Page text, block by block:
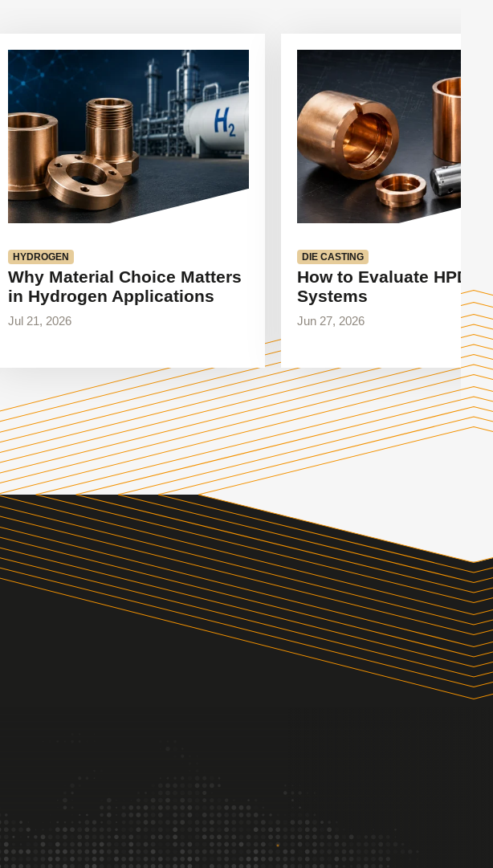
l'articolo
HYDROGEN
Why Material Choice Matters
in Hydrogen Applications
Jul 21, 2026
DIE CASTING
How to Evaluate HPDC
Systems
Jun 27, 2026